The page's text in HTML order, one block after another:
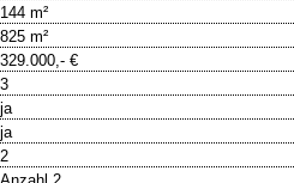
144 m²
825 m²
329.000,- €
3
ja
ja
2